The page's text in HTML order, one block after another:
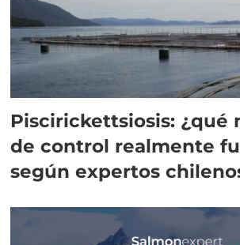
Piscirickettsiosis: ¿qué
de control realmente
según expertos